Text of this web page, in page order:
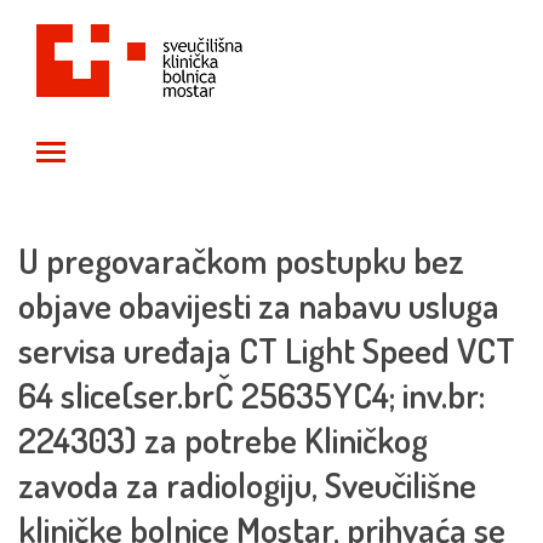
U pregovaračkom postupku bez
objave obavijesti za nabavu usluga
servisa uređaja CT Light Speed VCT
64 slice(ser.brČ 25635YC4; inv.br:
224303) za potrebe Kliničkog
zavoda za radiologiju, Sveučilišne
kliničke bolnice Mostar, prihvaća se